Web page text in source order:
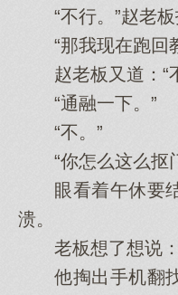
“不行。”赵老板
“那我现在跑回
赵老板又道：“
“通融一下。”
“不。”
“你怎么这么抠
眼看着午休要结
溃。
老板想了想说：
他掏出手机翻找